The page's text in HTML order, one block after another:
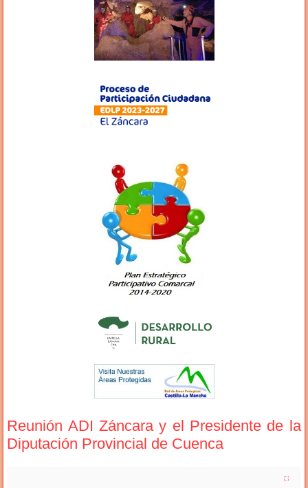
Reunión ADI Záncara y el Presidente de la
Diputación Provincial de Cuenca